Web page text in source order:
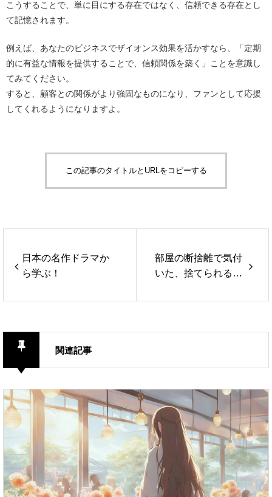
こうすることで、単に目にする存在ではなく、信頼できる存在とし
て記憶されます。
例えば、あなたのビジネスでザイオンス効果を活かすなら、「定期
的に有益な情報を提供することで、信頼関係を築く」ことを意識し
てみてください。
すると、顧客との関係がより強固なものになり、ファンとして応援
してくれるようになりますよ。
この記事のタイトルとURLをコピーする
日本の名作ドラマか
ら学ぶ！
部屋の断捨離で気付
いた、捨てられるも
の
関連記事